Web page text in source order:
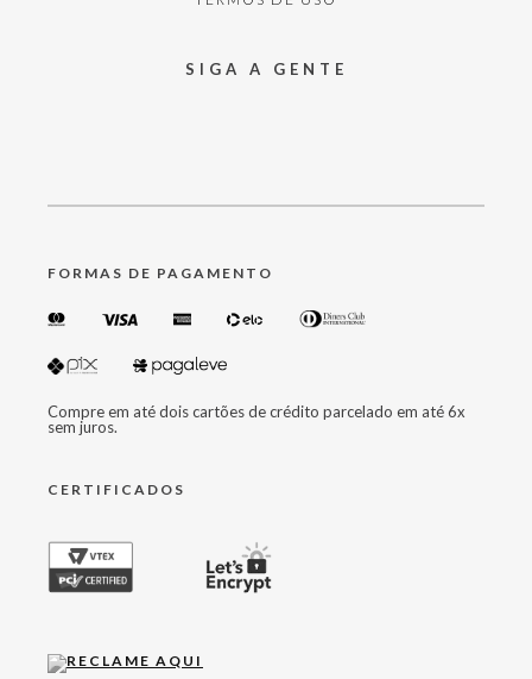
SIGA A GENTE
FORMAS DE PAGAMENTO
Compre em até dois cartões de crédito parcelado em até 6x
sem juros.
CERTIFICADOS